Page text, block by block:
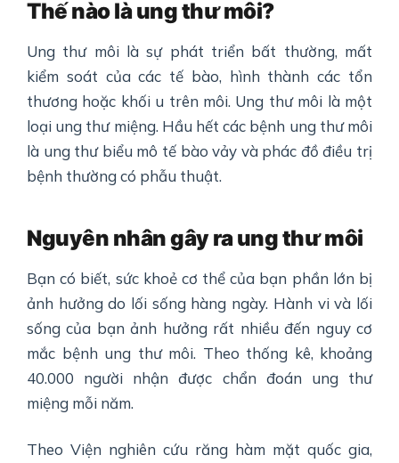
Thếnào là ung thư môi?
Ung thư môi là sự phát triển bất thường, mất
kiểm soát của các tế bào, hình thành các tổn
thương hoặc khối u trên môi. Ung thư môi là một
loại ung thư miệng. Hầu hết các bệnh ung thư môi
là ung thư biểu mô tế bào vảy và phác đồ điều trị
bệnh thường có phẫu thuật.
Nguyên nhân gây ra ung thư môi
Bạn có biết, sức khoẻ cơ thể của bạn phần lớn bị
ảnh hưởng do lối sống hàng ngày. Hành vi và lối
sống của bạn ảnh hưởng rất nhiều đến nguy cơ
mắc bệnh ung thư môi. Theo thống kê, khoảng
40.000 người nhận được chẩn đoán ung thư
miệng mỗi năm.
Theo Viện nghiên cứu răng hàm mặt quốc gia,